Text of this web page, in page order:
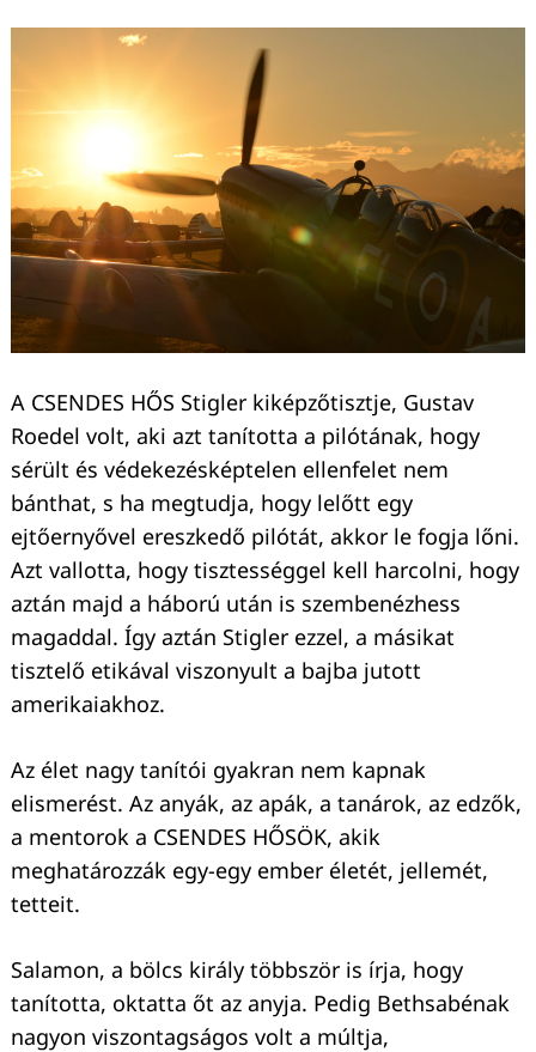
A CSENDES HŐS Stigler kiképzőtisztje, Gustav
Roedel volt, aki azt tanította a pilótának, hogy
sérült és védekezésképtelen ellenfelet nem
bánthat, s ha megtudja, hogy lelőtt egy
ejtőernyővel ereszkedő pilótát, akkor le fogja lőni.
Azt vallotta, hogy tisztességgel kell harcolni, hogy
aztán majd a háború után is szembenézhess
magaddal. Így aztán Stigler ezzel, a másikat
tisztelő etikával viszonyult a bajba jutott
amerikaiakhoz.
Az élet nagy tanítói gyakran nem kapnak
elismerést. Az anyák, az apák, a tanárok, az edzők,
a mentorok a CSENDES HŐSÖK, akik
meghatározzák egy-egy ember életét, jellemét,
tetteit.
Salamon, a bölcs király többször is írja, hogy
tanította, oktatta őt az anyja. Pedig Bethsabénak
nagyon viszontagságos volt a múltja,
Keresés: